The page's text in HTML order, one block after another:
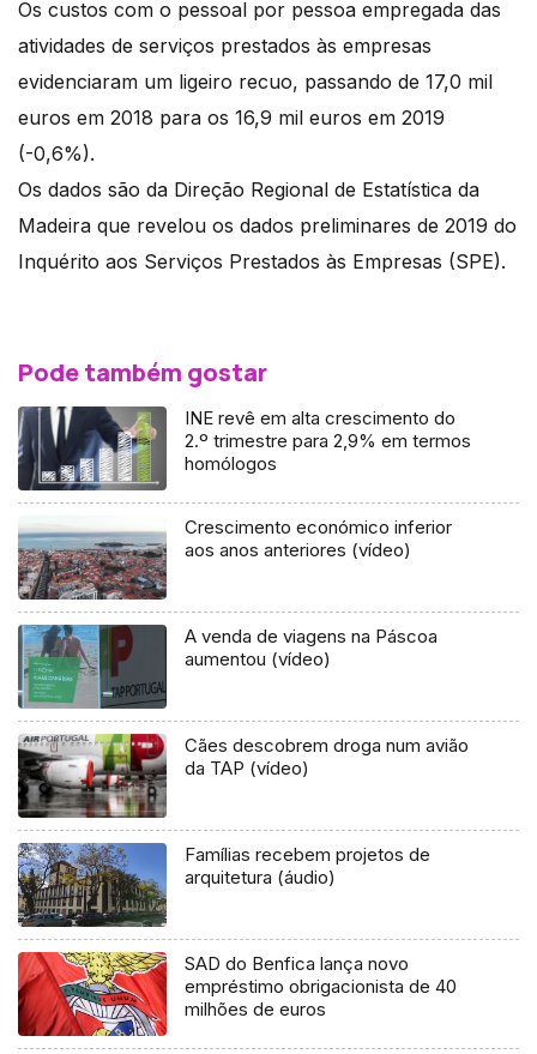
Os custos com o pessoal por pessoa empregada das
atividades de serviços prestados às empresas
evidenciaram um ligeiro recuo, passando de 17,0 mil
euros em 2018 para os 16,9 mil euros em 2019
(-0,6%).
Os dados são da Direção Regional de Estatística da
Madeira que revelou os dados preliminares de 2019 do
Inquérito aos Serviços Prestados às Empresas (SPE).
Pode também gostar
INE revê em alta crescimento do
2.º trimestre para 2,9% em termos
homólogos
Crescimento económico inferior
aos anos anteriores (vídeo)
A venda de viagens na Páscoa
aumentou (vídeo)
Cães descobrem droga num avião
da TAP (vídeo)
Famílias recebem projetos de
arquitetura (áudio)
SAD do Benfica lança novo
empréstimo obrigacionista de 40
milhões de euros